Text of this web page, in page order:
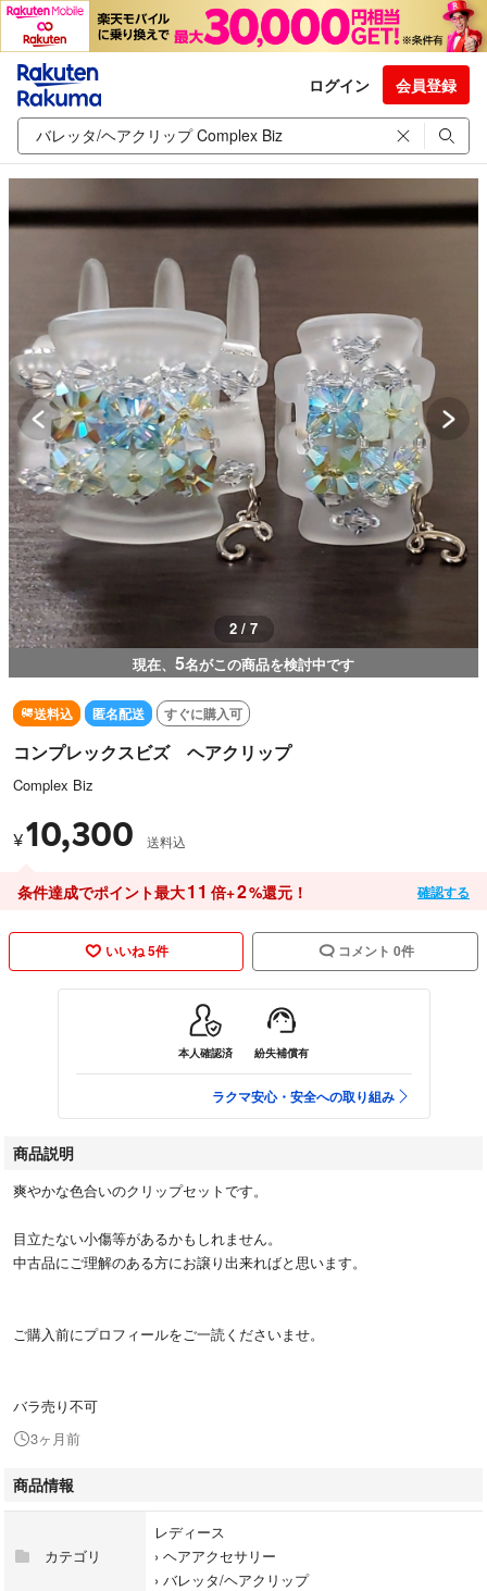
ログイン 会員登録
3 / 7
現在、 5名がこの商品を検討中です
送料込 匿名配送 すぐに購入可
コンプレックスビズ ヘアクリップ
Complex Biz
¥10,300 送料込
条件達成でポイント最大11 倍+2%還元！ 確認する
いいね 5件 コメント 0件
本人確認済 紛失補償有
ラクマ安心・安全への取り組み
商品説明
爽やかな色合いのクリップセットです。
目立たない小傷等があるかもしれません。
中古品にご理解のある方にお譲り出来ればと思います。
ご購入前にプロフィールをご一読くださいませ。
バラ売り不可
3ヶ月前
商品情報
カテゴリ
レディース
› ヘアアクセサリー
› バレッタ/ヘアクリップ